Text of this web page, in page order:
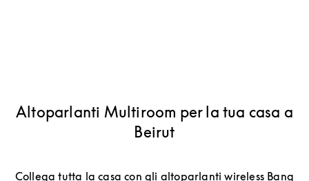
Altoparlanti Multiroom per la tua casa a
Beirut
Collega tutta la casa con gli altoparlanti wireless Bang